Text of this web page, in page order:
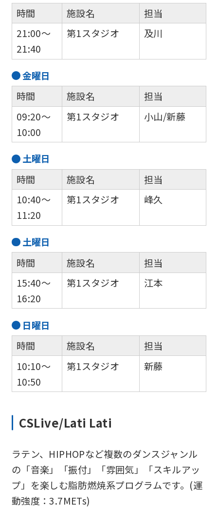
時間
21:00～
21:40
施設名
第1スタジオ
担当
及川
金曜日
時間
09:20～
10:00
施設名
第1スタジオ
担当
小山/新藤
土曜日
時間
10:40～
11:20
施設名
第1スタジオ
担当
峰久
土曜日
時間
15:40～
16:20
施設名
第1スタジオ
担当
江本
日曜日
時間
10:10～
10:50
施設名
第1スタジオ
担当
新藤
CSLive/Lati Lati
ラテン、HIPHOPなど複数のダンスジャンル
の「音楽」「振付」「雰囲気」「スキルアッ
プ」を楽しむ脂肪燃焼系プログラムです。(運
動強度：3.7METs)
For
foreigners
Central
Sports